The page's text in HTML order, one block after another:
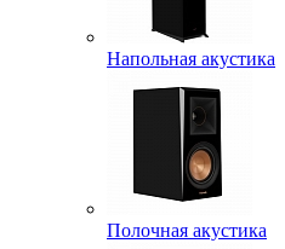
Напольная акустика
Полочная акустика